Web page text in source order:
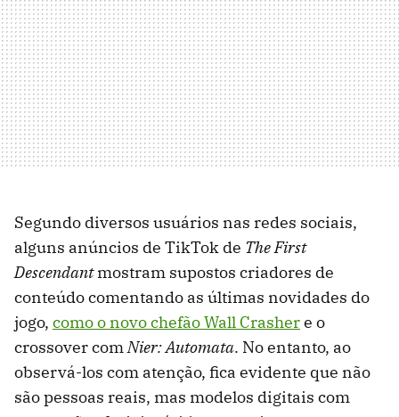
Segundo diversos usuários nas redes sociais,
alguns anúncios de TikTok de The First
Descendantmostram supostos criadores de
conteúdo comentando as últimas novidades do
jogo, como o novo chefão Wall Crashere o
crossover comNier: Automata. No entanto, ao
observá-los com atenção, fica evidente que não
são pessoas reais, mas modelos digitais com